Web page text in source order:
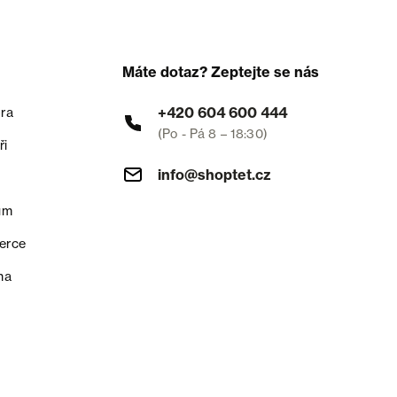
Máte dotaz? Zeptejte se nás
+420 604 600 444
(Po - Pá 8 – 18:30)
info@shoptet.cz